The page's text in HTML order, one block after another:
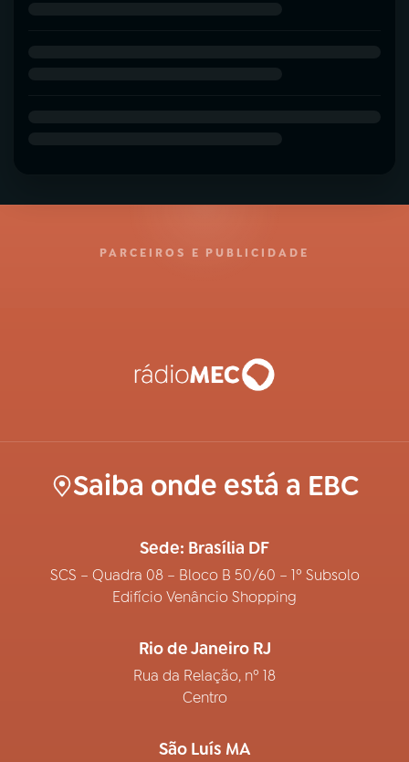
PARCEIROS E PUBLICIDADE
Saiba onde está a EBC
Sede: Brasília DF
SCS – Quadra 08 – Bloco B 50/60 – 1º Subsolo
Edifício Venâncio Shopping
Rio de Janeiro RJ
Rua da Relação, nº 18
Centro
São Luís MA